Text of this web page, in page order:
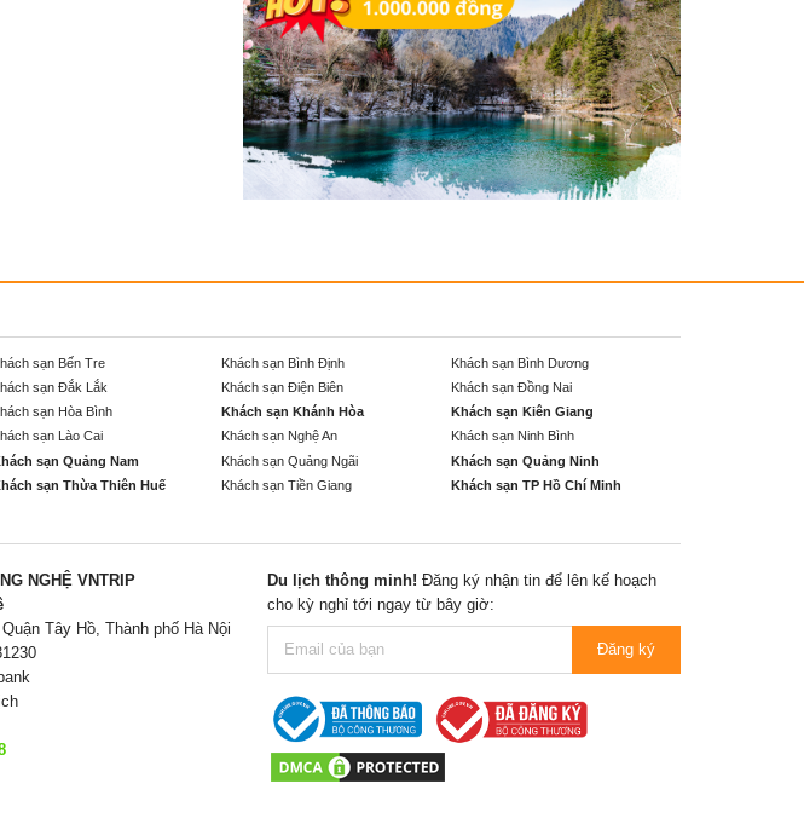
sạn Bến Tre Khách sạn Bình Định
Khách sạn Bình Dương
sạn Đắk Lắk Khách sạn Điện Biên
Khách sạn Đồng Nai
sạn Hòa Bình Khách sạn Khánh Hòa
Khách sạn Kiên Giang
sạn Lào Cai Khách sạn Nghệ An
Khách sạn Ninh Bình
sạn Quảng Nam Khách sạn Quảng Ngãi
Khách sạn Quảng Ninh
sạn Thừa Thiên Huế Khách sạn Tiền Giang
Khách sạn TP Hồ Chí Minh
NGHỆ VNTRIP
Tây Hồ, Thành phố Hà Nội
Du lịch thông minh! Đăng ký nhận tin để lên kế hoạch
cho kỳ nghỉ tới ngay từ bây giờ:
Đăng ký